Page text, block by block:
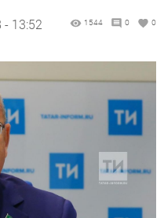
13:52 1544 0 0